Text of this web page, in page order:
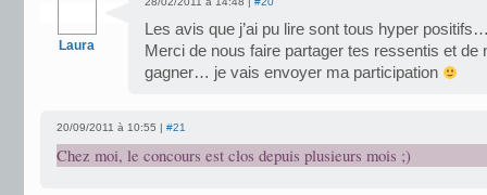
Laura
Les avis que j’ai pu lire sont tous hyper
Merci de nous faire partager tes ressentis et de
gagner… je vais envoyer ma participation
20/09/2011 à 10:55 | #21
Chez moi, le concours est clos depuis plusieurs mois ;)